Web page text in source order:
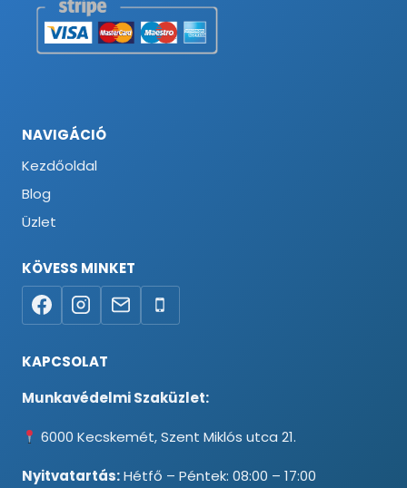
NAVIGÁCIÓ
Kezdőoldal
Blog
Üzlet
KÖVESS MINKET
KAPCSOLAT
Munkavédelmi Szaküzlet:
6000 Kecskemét, Szent Miklós utca 21.
Nyitvatartás:Hétfő – Péntek: 08:00 – 17:00